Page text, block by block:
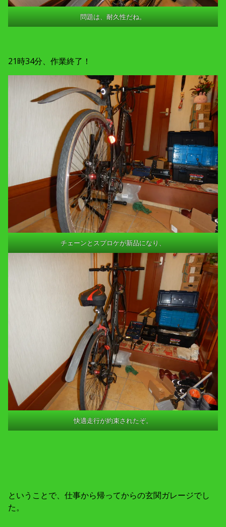
問題は、耐久性だね。
21時34分、作業終了！
チェーンとスプロケが新品になり、
快適走行が約束されたぞ。
ということで、仕事から帰ってからの玄関ガレージでし
た。